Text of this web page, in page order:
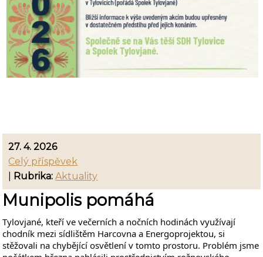
27. 4. 2026
Celý příspěvek
Rubrika: Aktuality
Munipolis pomáhá
Tylovjané, kteří ve večerních a nočních hodinách využívají
chodník mezi sídlištěm Harcovna a Energoprojektou, si
stěžovali na chybějící osvětlení v tomto prostoru. Problém jsme